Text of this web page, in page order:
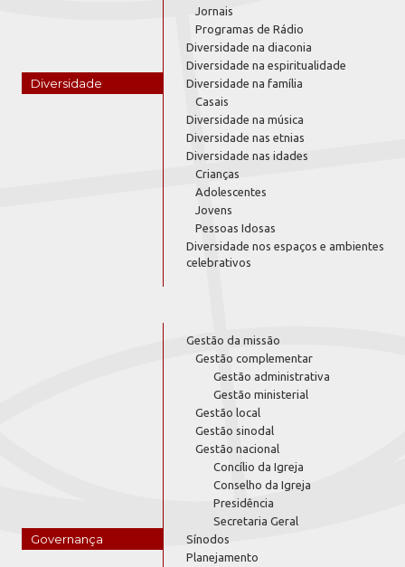
Diversidade
Jornais
Programas de Rádio
Diversidade na diaconia
Diversidade na espiritualidade
Diversidade na família
Casais
Diversidade na música
Diversidade nas etnias
Diversidade nas idades
Crianças
Adolescentes
Jovens
Pessoas Idosas
Diversidade nos espaços e ambientes
celebrativos
Governança
Gestão da missão
Gestão complementar
Gestão administrativa
Gestão ministerial
Gestão local
Gestão sinodal
Gestão nacional
Concílio da Igreja
Conselho da Igreja
Presidência
Secretaria Geral
Sínodos
Planejamento